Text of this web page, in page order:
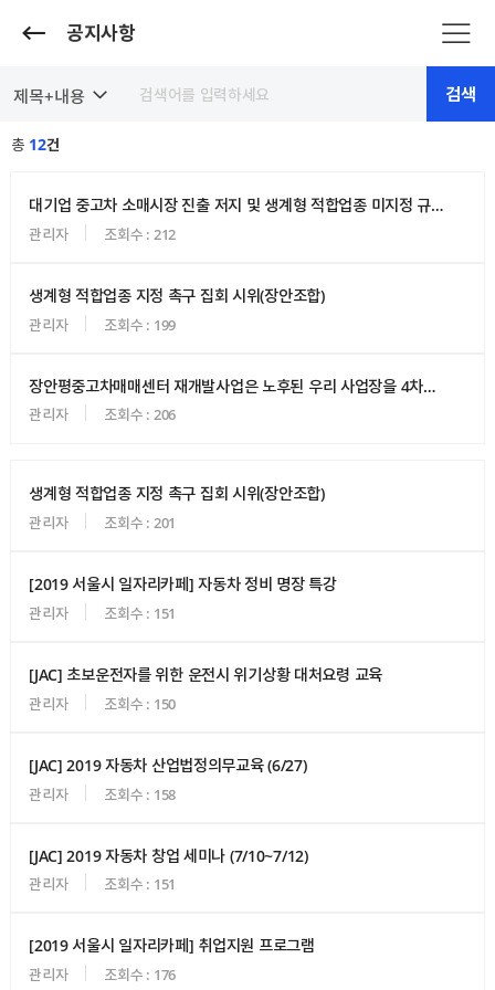
공지사항
총 12건
검색
대기업 중고차 소매시장 진출 저지 및 생계형 적합업종 미지정 규탄 집회 시위
관리자 조회수 : 212
생계형 적합업종 지정 촉구 집회 시위(장안조합)
관리자 조회수 : 199
장안평중고차매매센터 재개발사업은 노후된 우리 사업장을 4차산업혁명에 맞추어 빠르게 진행이 되어야합니다.
관리자 조회수 : 206
생계형 적합업종 지정 촉구 집회 시위(장안조합)
관리자 조회수 : 201
[2019 서울시 일자리카페] 자동차 정비 명장 특강
관리자 조회수 : 151
[JAC] 초보운전자를 위한 운전시 위기상황 대처요령 교육
관리자 조회수 : 150
[JAC] 2019 자동차 산업법정의무교육 (6/27)
관리자 조회수 : 158
[JAC] 2019 자동차 창업 세미나 (7/10~7/12)
관리자 조회수 : 151
[2019 서울시 일자리카페] 취업지원 프로그램
관리자 조회수 : 176